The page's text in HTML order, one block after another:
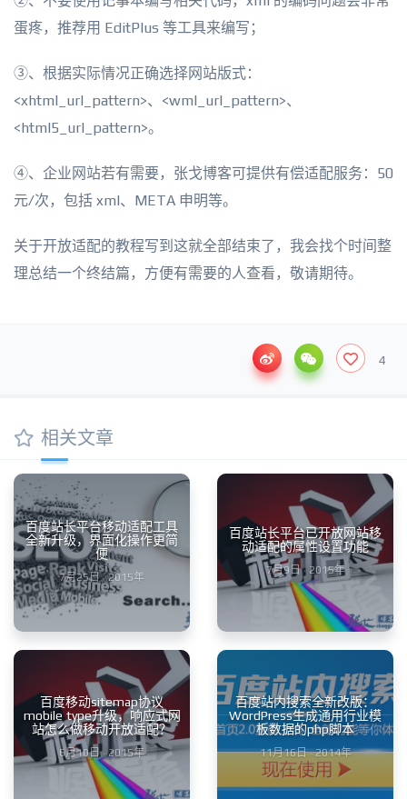
蛋疼，推荐用 EditPlus 等工具来编写；
③、根据实际情况正确选择网站版式：
<xhtml_url_pattern>、<wml_url_pattern>、
<html5_url_pattern>。
④、企业网站若有需要，张戈博客可提供有偿适配服务：50
元/次，包括 xml、META 申明等。
关于开放适配的教程写到这就全部结束了，我会找个时间整
理总结一个终结篇，方便有需要的人查看，敬请期待。
4
相关文章
百度站长平台移动适配工具
全新升级，界面化操作更简
便
7月25日 · 2015年
百度站长平台已开放网站移
动适配的属性设置功能
7月9日 · 2015年
百度移动sitemap协议
mobile type升级，响应式网
站怎么做移动开放适配？
6月10日 · 2015年
百度站内搜索全新改版：
WordPress生成通用行业模
板数据的php脚本
11月16日 · 2014年